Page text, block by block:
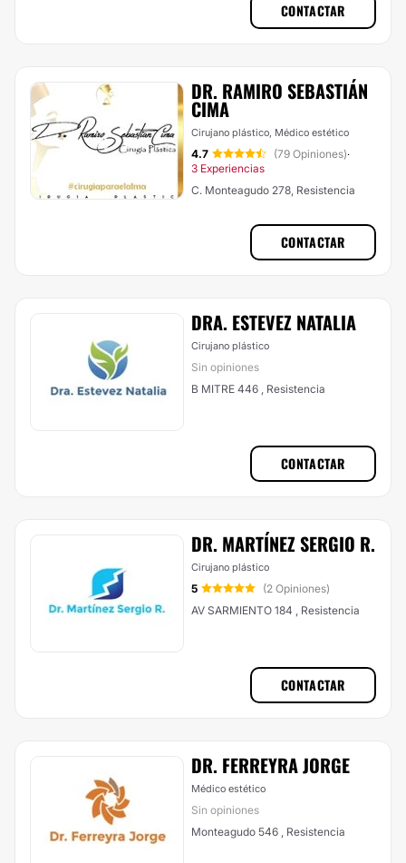
CONTACTAR
DR. RAMIRO SEBASTIÁN
CIMA
Cirujano plástico, Médico estético
4.7 (79 Opiniones)·
3 Experiencias
C. Monteagudo 278, Resistencia
CONTACTAR
DRA. ESTEVEZ NATALIA
Cirujano plástico
Sin opiniones
B MITRE 446 , Resistencia
CONTACTAR
DR. MARTÍNEZ SERGIO R.
Cirujano plástico
5
(2 Opiniones)
AV SARMIENTO 184 , Resistencia
CONTACTAR
DR. FERREYRA JORGE
Médico estético
Sin opiniones
Monteagudo 546 , Resistencia